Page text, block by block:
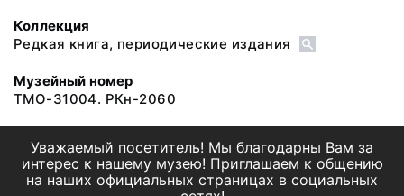
Коллекция
Редкая книга, периодические издания
Музейный номер
ТМО-31004. РКн-2060
Уважаемый посетитель! Мы благодарны Вам за
интерес к нашему музею! Приглашаем к общению
на наших официальных страницах в социальных